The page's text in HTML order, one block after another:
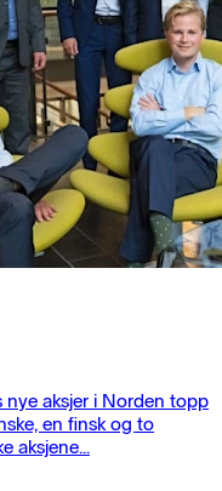
nye aksjer i Norden topp
en finsk og to
aksjene...